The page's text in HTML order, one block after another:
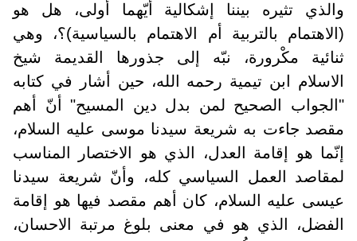
والذي تثيره بيننا إشكالية أيّهما أولى، هل هو
(الاهتمام بالتربية أم الاهتمام بالسياسية)؟، وهي
ثنائية مكْرورة، نبّه إلى جذورها القديمة شيخ
الاسلام ابن تيمية رحمه الله، حين أشار في كتابه
"الجواب الصحيح لمن بدل دين المسيح" أنّ أهم
مقصد جاءت به شريعة سيدنا موسى عليه السلام،
إنّما هو إقامة العدل، الذي هو الاختصار المناسب
لمقاصد العمل السياسي كله، وأنّ شريعة سيدنا
عيسى عليه السلام، كان أهم مقصد فيها هو إقامة
الفضل، الذي هو في معنى بلوغ مرتبة الاحسان،